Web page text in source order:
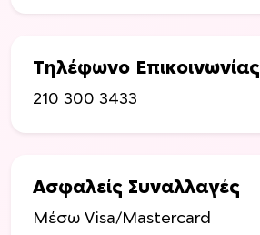
Τηλέφωνο Επικοινωνίας
210 300 3433
Ασφαλείς Συναλλαγές
Μέσω Visa/Mastercard